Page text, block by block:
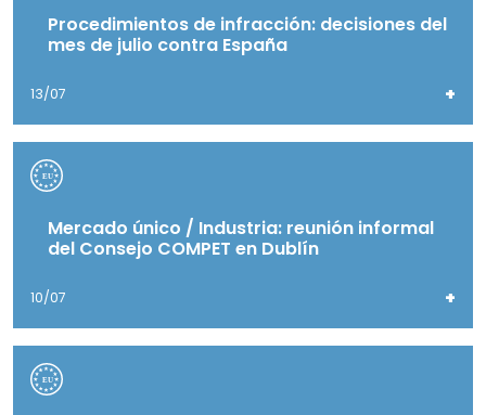
Procedimientos de infracción: decisiones del
mes de julio contra España
13/07 +
Mercado único / Industria: reunión informal
del Consejo COMPET en Dublín
10/07 +